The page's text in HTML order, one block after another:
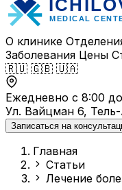
О клинике
Заболевания Цены
🇷🇺 🇬🇧 🇺🇦
Ежедневно с 8:00
Ул. Вайцман 6,
Записаться на
Главная
Статьи
Лечение